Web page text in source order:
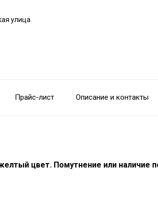
улица
Прайс-лист Описание и контакты
цвет. Помутнение или наличие